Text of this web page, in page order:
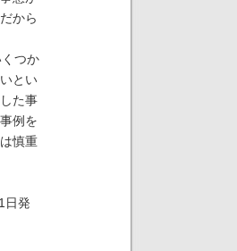
から
つか
とい
た事
例を
慎重
日発